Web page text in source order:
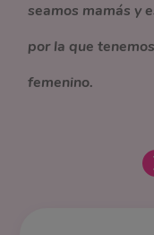
seamos mamás y
por la que
femenino.